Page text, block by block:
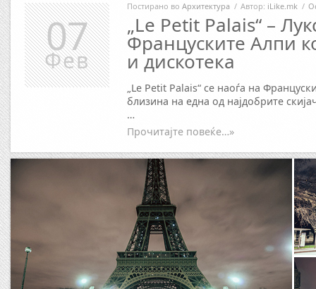
Постирано во Архитектура / Автор: iLike.mk /
„Le Petit Palais“ –
Француските Алпи
и дискотека
„Le Petit Palais“ се наоѓа на
близина на една од најдобрите
…
Прочитајте повеќе…»
07
Фев